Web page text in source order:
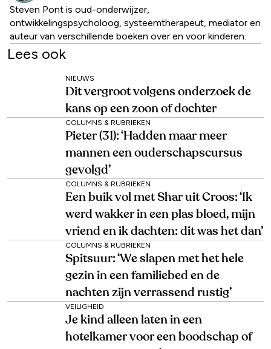
Steven Pont is oud-onderwijzer,
ontwikkelingspsycholoog, systeemtherapeut, mediator en
auteur van verschillende boeken over en voor kinderen.
Lees ook
NIEUWS
Dit vergroot volgens onderzoek de
kans op een zoon of dochter
COLUMNS & RUBRIEKEN
Pieter (31): ‘Hadden maar meer
mannen een ouderschapscursus
gevolgd’
COLUMNS & RUBRIEKEN
Een buik vol met Shar uit Croos: ‘Ik
werd wakker in een plas bloed, mijn
vriend en ik dachten: dit was het dan’
COLUMNS & RUBRIEKEN
Spitsuur: ‘We slapen met het hele
gezin in een familiebed en de
nachten zijn verrassend rustig’
VEILIGHEID
Je kind alleen laten in een
hotelkamer voor een boodschap of